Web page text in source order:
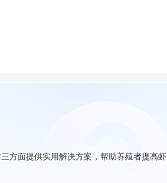
方面提供实用解决方案，帮助养殖者提高虾